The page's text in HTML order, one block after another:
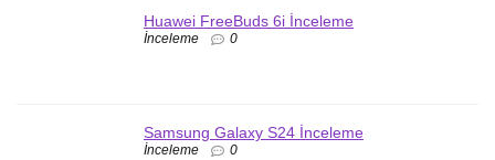
Huawei FreeBuds 6i İnceleme
İnceleme 0
Samsung Galaxy S24 İnceleme
İnceleme 0